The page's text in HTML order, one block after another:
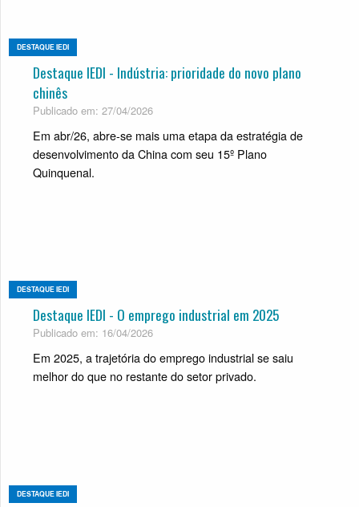
DESTAQUE IEDI
Destaque IEDI - Indústria: prioridade do novo plano
chinês
Publicado em: 27/04/2026
Em abr/26, abre-se mais uma etapa da estratégia de
desenvolvimento da China com seu 15º Plano
Quinquenal.
DESTAQUE IEDI
Destaque IEDI - O emprego industrial em 2025
Publicado em: 16/04/2026
Em 2025, a trajetória do emprego industrial se saiu
melhor do que no restante do setor privado.
DESTAQUE IEDI